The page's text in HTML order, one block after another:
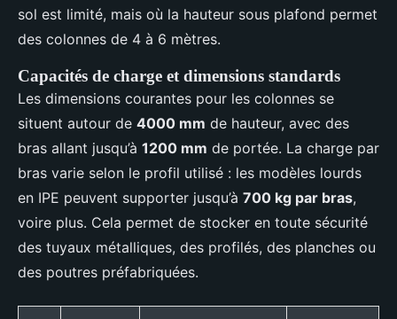
sol est limité, mais où la hauteur sous plafond permet
des colonnes de 4 à 6 mètres.
Capacités de charge et dimensions standards
Les dimensions courantes pour les colonnes se
situent autour de 4000 mm de hauteur, avec des
bras allant jusqu’à 1200 mm de portée. La charge par
bras varie selon le profil utilisé : les modèles lourds
en IPE peuvent supporter jusqu’à 700 kg par bras,
voire plus. Cela permet de stocker en toute sécurité
des tuyaux métalliques, des profilés, des planches ou
des poutres préfabriquées.